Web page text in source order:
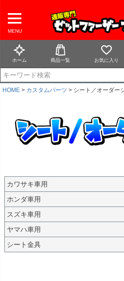
MENU
ホーム 商品一覧 お気に入り
HOME カスタムパーツ シート／オーダー
カワサキ車用
ホンダ車用
スズキ車用
ヤマハ車用
シート金具